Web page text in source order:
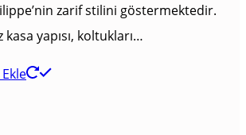
zarif stilini göstermektedir.
kasa yapısı, koltukları…